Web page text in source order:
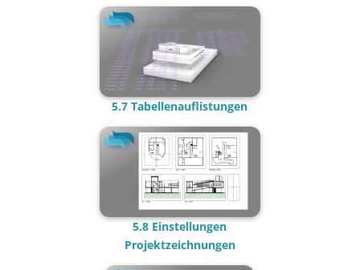
5.7 Tabellenauflistungen
5.8 Einstellungen
Projektzeichnungen